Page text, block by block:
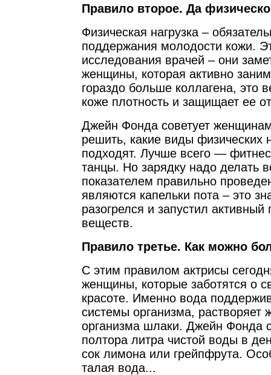
Правило второе. Да
Физическая нагрузка –
поддержания молодости кожи.
исследования врачей – они
женщины, которая активно
гораздо больше коллагена, это
коже плотность и защищает ее
Джейн Фонда советует
решить, какие виды физических
подходят. Лучше всего —
танцы. Но зарядку надо делать
показателем правильно
являются капельки пота – это
разогрелся и запустил
веществ.
Правило третье. Как можно
С этим правилом актрисы
женщины, которые заботятся о
красоте. Именно вода
системы организма, растворяет
организма шлаки. Джейн Фонда
полтора литра чистой воды в
сок лимона или грейпфрута.
талая вода...